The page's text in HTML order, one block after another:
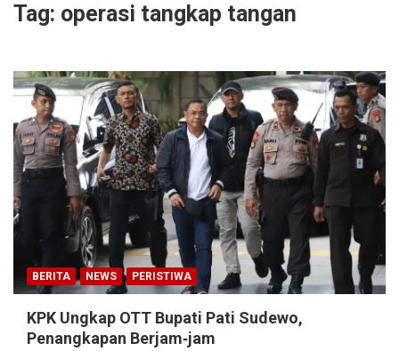
Tag: operasi tangkap tangan
BERITA NEWS PERISTIWA
KPK Ungkap OTT Bupati Pati Sudewo,
Penangkapan Berjam‑jam